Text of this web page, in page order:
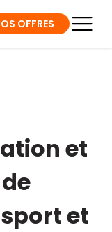
OFFRES
et
et